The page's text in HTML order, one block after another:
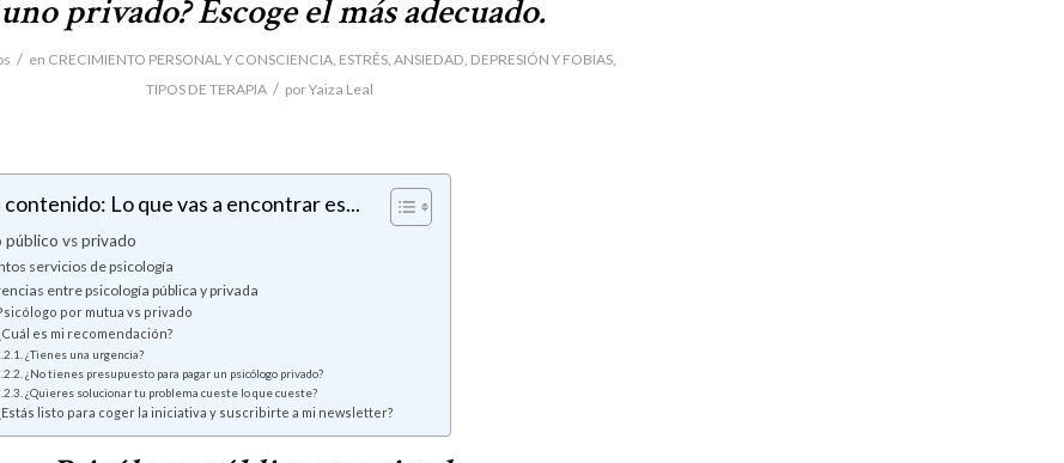
privado? Escoge el más adecuado.
/ en CRECIMIENTO PERSONAL Y CONSCIENCIA, ESTRÉS, ANSIEDAD, DEPRESIÓN Y FOBIAS,
TIPOS DE TERAPIA / porYaiza Leal
Lo que vas a encontrar es...
público vs privado
servicios de psicología
entre psicología pública y privada
por mutua vs privado
es mi recomendación?
¿Tienes una urgencia?
¿No tienes presupuesto para pagar un psicólogo privado?
¿Quieres solucionar tu problema cueste lo que cueste?
listo para coger la iniciativa y suscribirte a mi newsletter?